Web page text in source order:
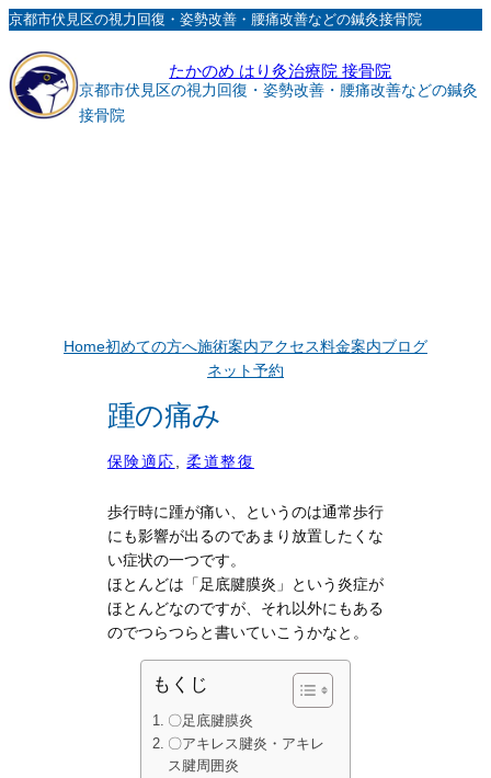
内
を
ス
キ
京都市伏見区の視力回復・姿勢改善・腰痛改善などの鍼灸接骨院
たかのめ はり灸治療院 接骨院
京都市伏見区の視力回復・姿勢改善・腰痛改善などの鍼灸
接骨院
Home初めての方へ施術案内アクセス料金案内ブログ
ネット予約
踵の痛み
保険適応 , 柔道整復
歩行時に踵が痛い、というのは通常歩行
にも影響が出るのであまり放置したくな
い症状の一つです。
ほとんどは「足底腱膜炎」という炎症が
ほとんどなのですが、それ以外にもある
のでつらつらと書いていこうかなと。
もくじ
〇足底腱膜炎
〇アキレス腱炎・アキレ
ス腱周囲炎